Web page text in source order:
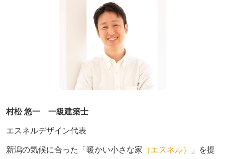
村松 悠一 一級建築士
エスネルデザイン代表
新潟の気候に合った「暖かい小さな家 （エスネル）
」を提